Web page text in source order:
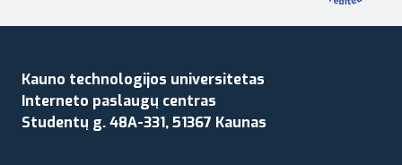
Kauno technologijos universitetas
Interneto paslaugų centras
Studentų g. 48A-331, 51367 Kaunas